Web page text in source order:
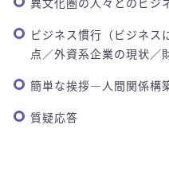
ビジネス慣行（ビジネス
点／外資系企業の現状／
簡単な挨拶―人間関係構
質疑応答